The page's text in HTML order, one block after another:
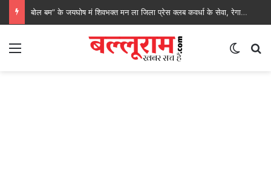
बोल बम” के जयघोष मं शिवभक्त मन ला जिला प्रेस क्लब कवर्धा के सेवा, रेगाखार चौक मं स्वल्पाहार पाय के गदगद होइस पदयात्री